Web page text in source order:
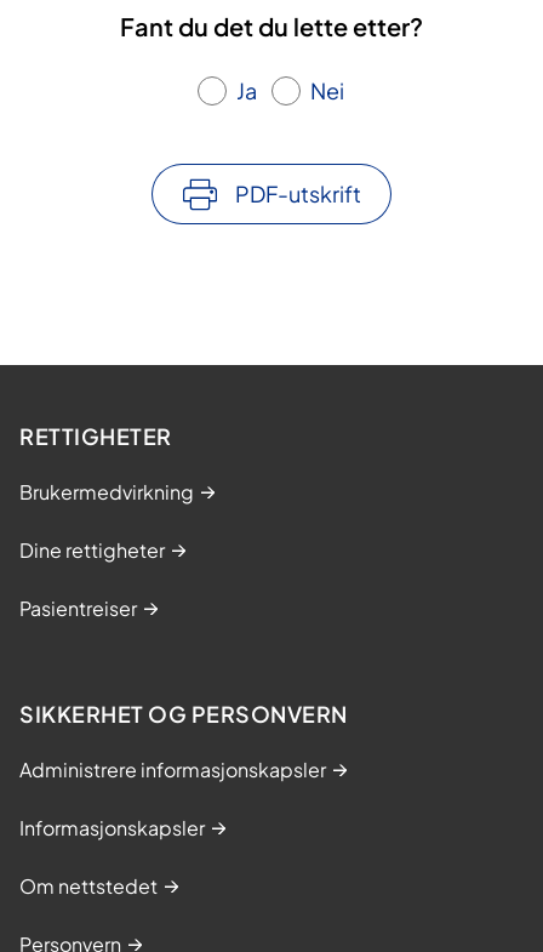
Fant du det du lette etter?
Ja Nei
PDF-utskrift
RETTIGHETER
Brukermedvirkning
Dine rettigheter
Pasientreiser
SIKKERHET OG PERSONVERN
Administrere informasjonskapsler
Informasjonskapsler
Om nettstedet
Personvern